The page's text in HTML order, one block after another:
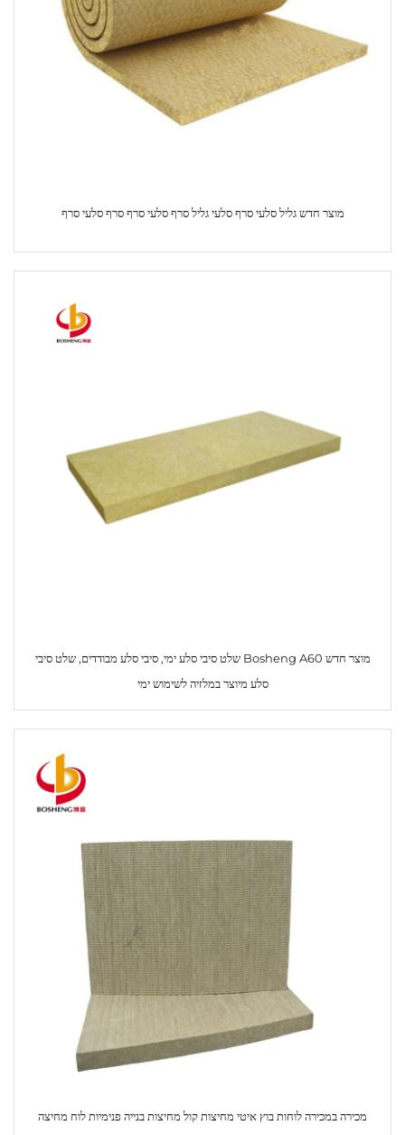
מוצר חדש גליל סלעי סרף סלעי גליל סרף סלעי סרף סרף סלעי סרף
מוצר חדש Bosheng A60 שלט סיבי סלע ימי, סיבי סלע מבודדים, שלט סיבי
סלע מיוצר במלזיה לשימוש ימי
מכירה במכירה לוחות בוץ איטי מחיצות קול מחיצות בנייה פנימיות לוח מחיצה